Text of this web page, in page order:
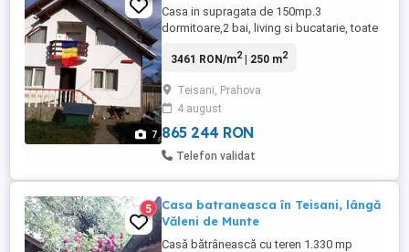
7
Casa in supragata de 150mp.3
dormitoare,2 bai, living si bucatarie, toate
foisor de vara ,mobilata, utilata inclusiv
3461 RON/m2| 250 m2
Teisani, Prahova
4 august
865 244 RON
Telefon validat
5
Casa batraneasca în Teisani, lângă
Văleni de Munte
Casă bătrânească cu teren 1.330 mp